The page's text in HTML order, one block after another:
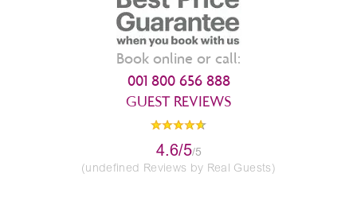
Book online or call:
001 800 656 888
GUEST REVIEWS
4.6/5/5
(undefined Reviews by Real Guests)